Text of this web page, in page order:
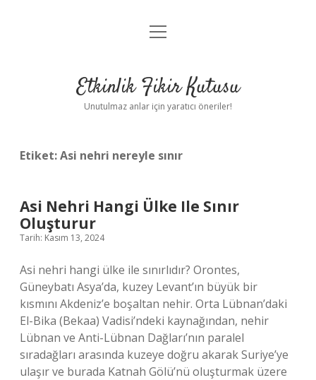
Anasayfa
Yasal Uyarı
menüyü
Etkinlik Fikir Kutusu
Unutulmaz anlar için yaratıcı öneriler!
Etiket:Asi nehri nereyle sınır
Asi Nehri Hangi Ülke Ile Sınır
Oluşturur
Tarih: Kasım 13, 2024
Asi nehri hangi ülke ile sınırlıdır? Orontes,
Güneybatı Asya’da, kuzey Levant’ın büyük bir
kısmını Akdeniz’e boşaltan nehir. Orta Lübnan’daki
El-Bika (Bekaa) Vadisi’ndeki kaynağından, nehir
Lübnan ve Anti-Lübnan Dağları’nın paralel
sıradağları arasında kuzeye doğru akarak Suriye’ye
ulaşır ve burada Katnah Gölü’nü oluşturmak üzere